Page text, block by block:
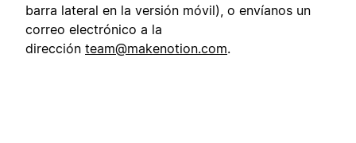
barra lateral en la versión móvil), o envíanos un
correo electrónico a la
dirección team@makenotion.com.